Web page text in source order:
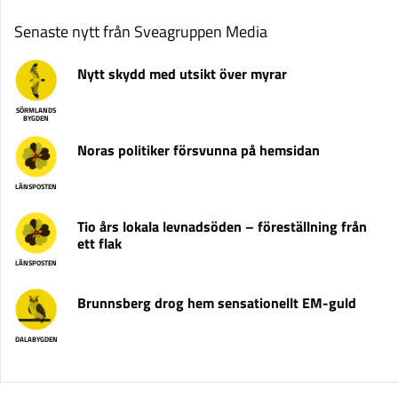
Senaste nytt från Sveagruppen Media
SÖRMLANDS
BYGDEN
Nytt skydd med utsikt över myrar
LÄNSPOSTEN
Noras politiker försvunna på hemsidan
LÄNSPOSTEN
Tio års lokala levnadsöden – föreställning från
ett flak
DALABYGDEN
Brunnsberg drog hem sensationellt EM-guld